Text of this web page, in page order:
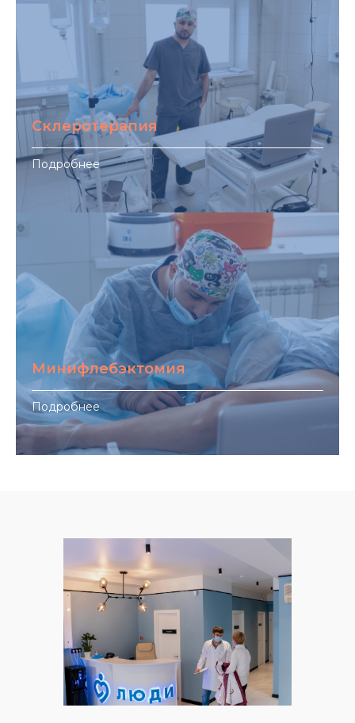
Склеротерапия
Подробнее
Минифлебэктомия
Подробнее